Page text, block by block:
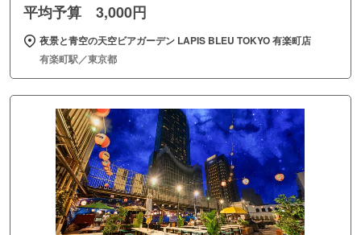
平均予算 3,000円
夜景と青空の天空ビアガーデン LAPIS BLEU TOKYO 有楽町店
有楽町駅／東京都